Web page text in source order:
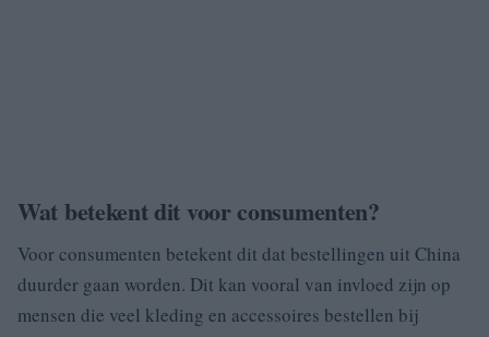
Wat betekent dit voor consumenten?
Voor consumenten betekent dit dat bestellingen uit China
duurder gaan worden. Dit kan vooral van invloed zijn op
mensen die veel kleding en accessoires bestellen bij